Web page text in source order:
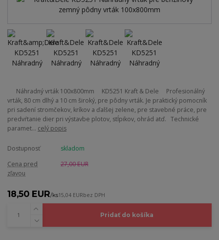
Náhradný vrták 100x800mm KD5251 Kraft & Dele Profesionálný
vrták, 80 cm dlhý a 10 cm široký, pre pôdny vrták. Je praktický pomocník
pri sadení stromčekov, kríkov a ďalšej zelene, pre stavebné práce, pre
predvŕtanie dier pri výstavbe plotov, stĺpikov, ohrád atď. Technické
paramet... celý popis
Dostupnosť
skladom
Cena pred
zľavou
27,00 EUR
18,50 EUR/ks15,04 EURbez DPH
Pridať do košíka